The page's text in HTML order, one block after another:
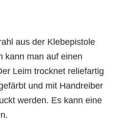
aus der Klebepistole
kann man auf einen
Leim trocknet reliefartig
und mit Handreiber
werden. Es kann eine